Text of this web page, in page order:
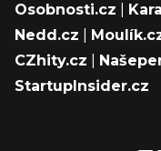
Osobnosti.cz
Nedd.cz
CZhity.cz
StartupInsider.cz